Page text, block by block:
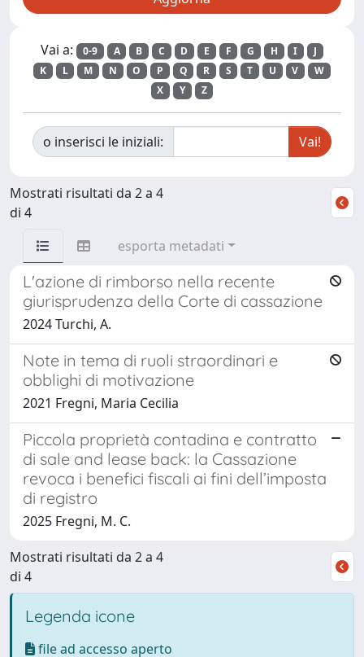
Vai a: 0-9 A B C D E F G H I
J
K
L M N O P Q R S T U V
W
X
Y Z
o inserisci le iniziali:
Mostrati risultati da 2 a 4
di 4
esporta metadati
L'azione di rimborso nella recente
giurisprudenza della Corte di cassazione
2024 Turchi, A.
Note in tema di ruoli straordinari e
obblighi di motivazione
2021 Fregni, Maria Cecilia
Piccola proprietà contadina e contratto
di sale and lease back: la Cassazione
revoca i benefici fiscali ai fini dell’imposta
di registro
2025 Fregni, M. C.
Mostrati risultati da 2 a 4
di 4
Legenda icone
file ad accesso aperto